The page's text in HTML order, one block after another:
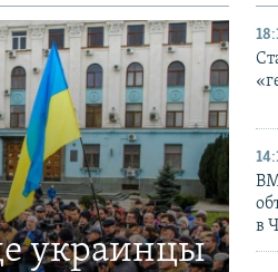
украинцы
в